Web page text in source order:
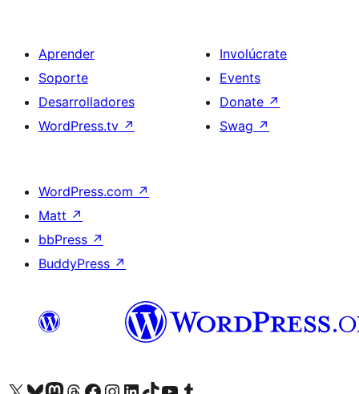
Aprender
Soporte
Desarrolladores
WordPress.tv ↗
Involúcrate
Events
Donate ↗
Swag ↗
WordPress.com ↗
Matt ↗
bbPress ↗
BuddyPress ↗